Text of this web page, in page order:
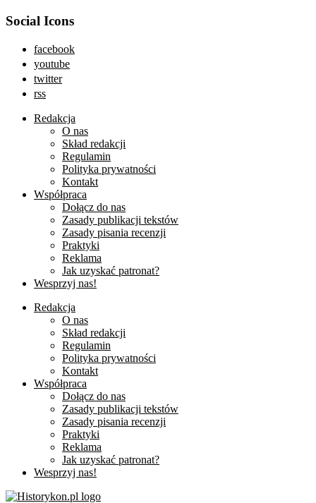
Social Icons
facebook
youtube
twitter
rss
Redakcja
O nas
Skład redakcji
Regulamin
Polityka prywatności
Kontakt
Współpraca
Dołącz do nas
Zasady publikacji tekstów
Zasady pisania recenzji
Praktyki
Reklama
Jak uzyskać patronat?
Wesprzyj nas!
Redakcja
O nas
Skład redakcji
Regulamin
Polityka prywatności
Kontakt
Współpraca
Dołącz do nas
Zasady publikacji tekstów
Zasady pisania recenzji
Praktyki
Reklama
Jak uzyskać patronat?
Wesprzyj nas!